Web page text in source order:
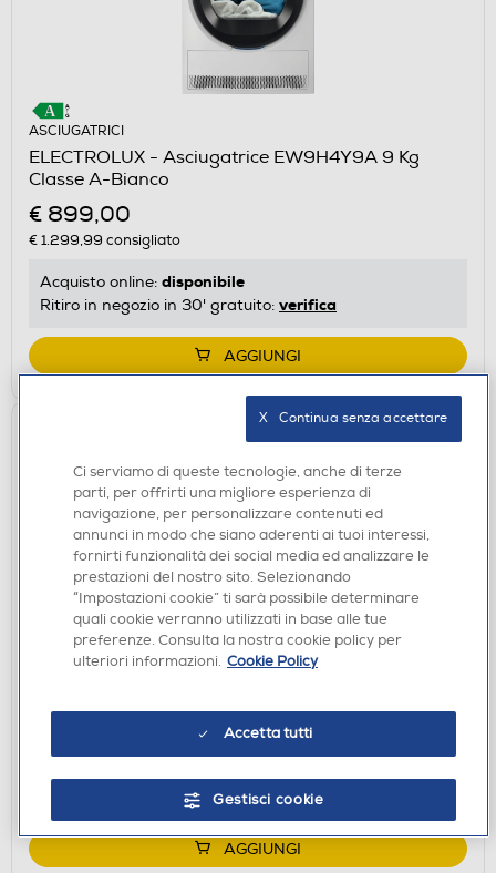
ASCIUGATRICI
ELECTROLUX - Asciugatrice EW9H4Y9A 9 Kg
Classe A-Bianco
€ 899,00
€ 1.299,99 consigliato
Acquisto online: disponibile
Ritiro in negozio in 30' gratuito: verifica
AGGIUNGI
FRIGORIFERI
LG - Frigorifero combinato GBBW322CPY Classe
Acquisto online:disponibile
Ritiro in negozio in 30' gratuito:verifica
AGGIUNGI
Ci serviamo di queste tecnologie, anche di terze
parti, per offrirti una migliore esperienza di
navigazione, per personalizzare contenuti ed
annunci in modo che siano aderenti ai tuoi interessi,
fornirti funzionalità dei social media ed analizzare le
prestazioni del nostro sito. Selezionando
“Impostazioni cookie” ti sarà possibile determinare
quali cookie verranno utilizzati in base alle tue
preferenze. Consulta la nostra cookie policy per
ulteriori informazioni. Cookie Policy
Accetta tutti
Gestisci cookie
X   Continua senza accettare